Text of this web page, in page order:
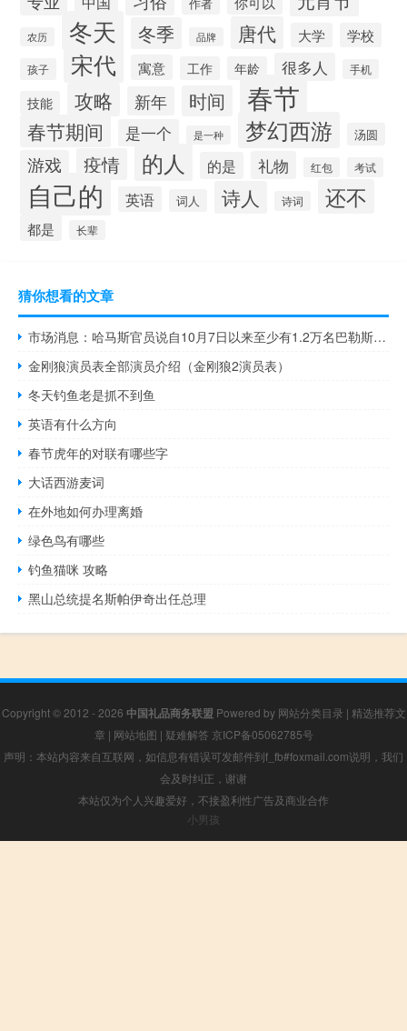
农历 冬天 冬季 品牌 唐代 大学 学校
孩子 宋代 寓意 工作 年龄 很多人 手机
技能 攻略 新年 时间 春节
春节期间 是一个 是一种 梦幻西游 汤圆
游戏 疫情 的人 的是 礼物 红包 考试
自己的 英语 词人 诗人 诗词 还不
都是 长辈
猜你想看的文章
市场消息：哈马斯官员说自10月7日以来至少有1.2万名巴勒斯坦人在以色列对加沙的袭击中丧生其中包括5000名儿童
金刚狼演员表全部演员介绍（金刚狼2演员表）
冬天钓鱼老是抓不到鱼
英语有什么方向
春节虎年的对联有哪些字
大话西游麦词
在外地如何办理离婚
绿色鸟有哪些
钓鱼猫咪 攻略
黑山总统提名斯帕伊奇出任总理
Copyright © 2012 - 2026 中国礼品商务联盟 Powered by 网站分类目录 | 精选推荐文
章 | 网站地图 | 疑难解答 京ICP备05062785号
声明：本站内容来自互联网，如信息有错误可发邮件到f_fb#foxmail.com说明，我们
会及时纠正，谢谢
本站仅为个人兴趣爱好，不接盈利性广告及商业合作
小男孩